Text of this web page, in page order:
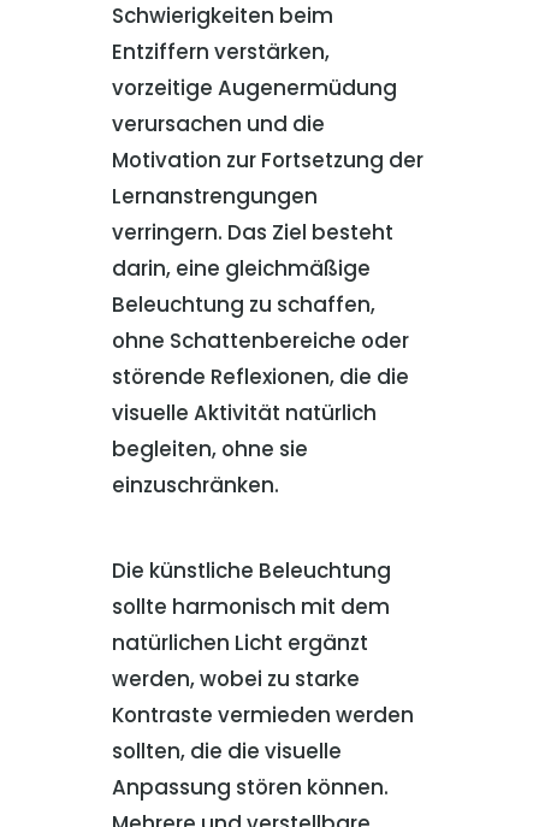
Schwierigkeiten beim
Entziffern verstärken,
vorzeitige Augenermüdung
verursachen und die
Motivation zur Fortsetzung der
Lernanstrengungen
verringern. Das Ziel besteht
darin, eine gleichmäßige
Beleuchtung zu schaffen,
ohne Schattenbereiche oder
störende Reflexionen, die die
visuelle Aktivität natürlich
begleiten, ohne sie
einzuschränken.
Die künstliche Beleuchtung
sollte harmonisch mit dem
natürlichen Licht ergänzt
werden, wobei zu starke
Kontraste vermieden werden
sollten, die die visuelle
Anpassung stören können.